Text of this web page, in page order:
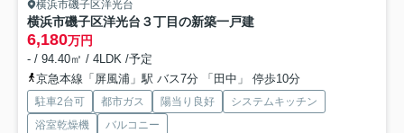
横浜市磯子区洋光台
横浜市磯子区洋光台３丁目の新築一戸建
6,180万円
- / 94.40㎡ / 4LDK /予定
京急本線「屏風浦」駅 バス7分 「田中」 停歩10分
駐車2台可 都市ガス 陽当り良好
システムキッチン
浴室乾燥機
バルコニー